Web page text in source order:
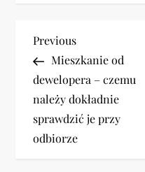
N
a
w
i
Previous
Post
Previous
Mieszkanie od
dewelopera – czemu
należy dokładnie
sprawdzić je przy
odbiorze